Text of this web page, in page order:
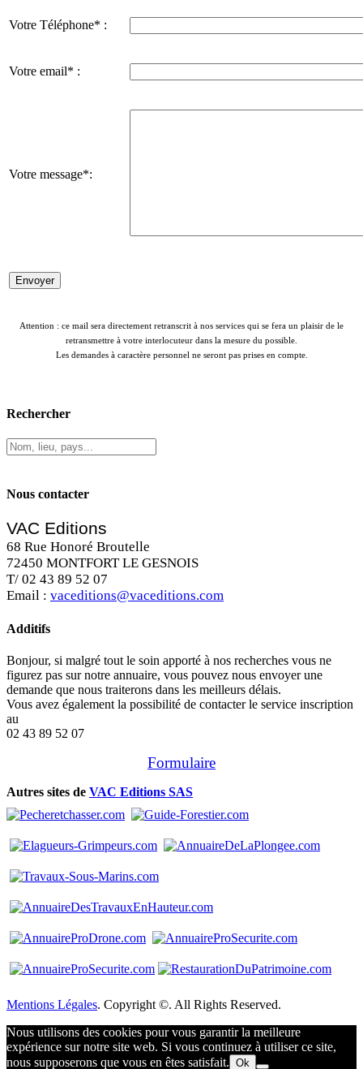
Votre Téléphone* :
Votre email* :
Votre message*:
Attention : ce mail sera directement retranscrit à nos services qui se fera un plaisir de le
retransmettre à votre interlocuteur dans la mesure du possible.
Les demandes à caractère personnel ne seront pas prises en compte.
Rechercher
Nous contacter
VAC Editions
68 Rue Honoré Broutelle
72450 MONTFORT LE GESNOIS
T/ 02 43 89 52 07
Email : vaceditions@vaceditions.com
Additifs
Bonjour, si malgré tout le soin apporté à nos recherches vous ne
figurez pas sur notre annuaire, vous pouvez nous envoyer une
demande que nous traiterons dans les meilleurs délais.
Vous avez également la possibilité de contacter le service inscription
au
02 43 89 52 07
Formulaire
Autres sites de VAC Editions SAS
Mentions Légales. Copyright ©. All Rights Reserved.
Nous utilisons des cookies pour vous garantir la meilleure
expérience sur notre site web. Si vous continuez à utiliser ce site,
nous supposerons que vous en êtes satisfait. Ok